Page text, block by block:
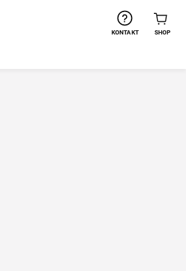
KONTAKT SHOP